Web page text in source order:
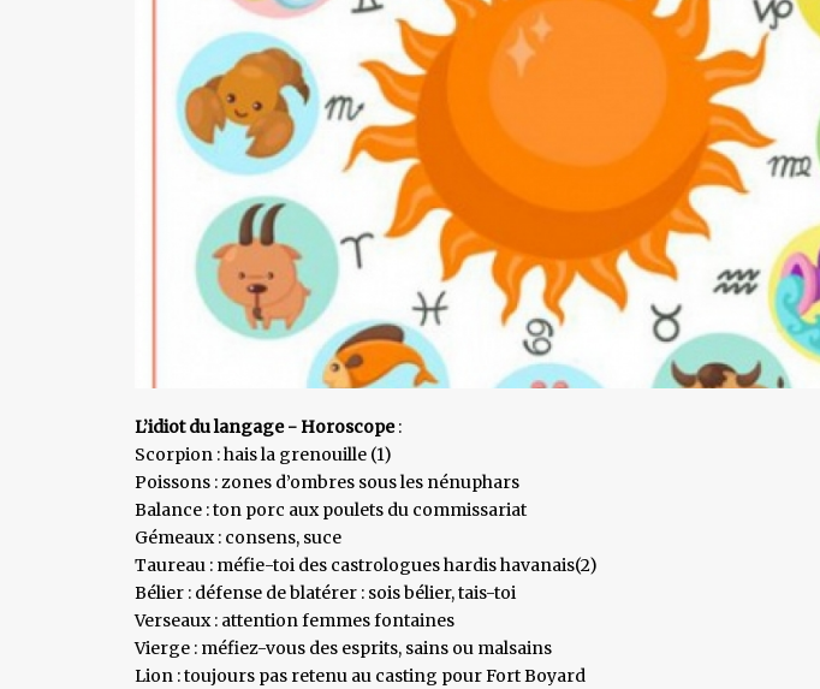
L’idiot du langage - Horoscope:
Scorpion : hais la grenouille (1)
Poissons : zones d’ombres sous les nénuphars
Balance : ton porc aux poulets du commissariat
Gémeaux : consens, suce
Taureau : méfie-toi des castrologues hardis havanais(2)
Bélier : défense de blatérer : sois bélier, tais-toi
Verseaux : attention femmes fontaines
Vierge : méfiez-vous des esprits, sains ou malsains
Lion : toujours pas retenu au casting pour Fort Boyard